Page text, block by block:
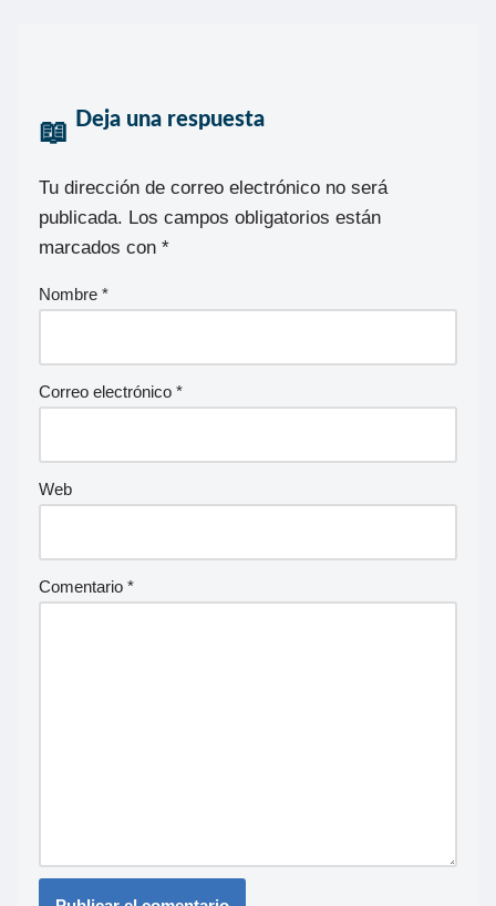
Deja una respuesta
Tu dirección de correo electrónico no será
publicada. Los campos obligatorios están
marcados con *
Nombre *
Correo electrónico *
Web
Comentario *